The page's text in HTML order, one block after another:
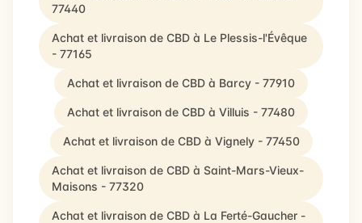
77440
Achat et livraison de CBD à Le Plessis-l'Évêque
- 77165
Achat et livraison de CBD à Barcy - 77910
Achat et livraison de CBD à Villuis - 77480
Achat et livraison de CBD à Vignely - 77450
Achat et livraison de CBD à Saint-Mars-Vieux-
Maisons - 77320
Achat et livraison de CBD à La Ferté-Gaucher -